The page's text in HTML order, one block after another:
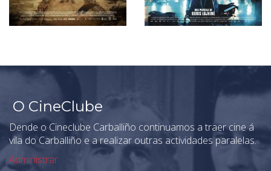
O CineClube
Dende o Cineclube Carballiño continuamos a traer cine á
vila do Carballiño e a realizar outras actividades paralelas.
Administrar